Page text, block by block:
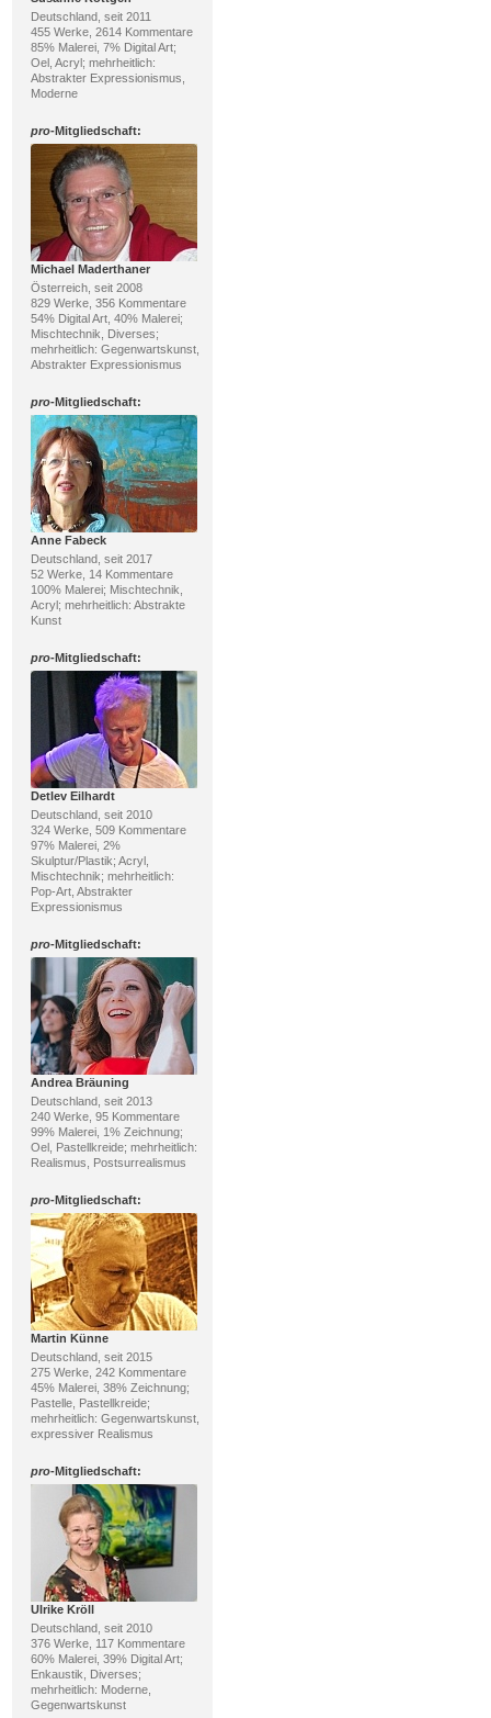
Deutschland, seit 2011
455 Werke, 2614 Kommentare
85% Malerei, 7% Digital Art;
Oel, Acryl; mehrheitlich:
Abstrakter Expressionismus,
Moderne
pro-Mitgliedschaft:
Michael Maderthaner
Österreich, seit 2008
829 Werke, 356 Kommentare
54% Digital Art, 40% Malerei;
Mischtechnik, Diverses;
mehrheitlich: Gegenwartskunst,
Abstrakter Expressionismus
pro-Mitgliedschaft:
Anne Fabeck
Deutschland, seit 2017
52 Werke, 14 Kommentare
100% Malerei; Mischtechnik,
Acryl; mehrheitlich: Abstrakte
Kunst
pro-Mitgliedschaft:
Detlev Eilhardt
Deutschland, seit 2010
324 Werke, 509 Kommentare
97% Malerei, 2%
Skulptur/Plastik; Acryl,
Mischtechnik; mehrheitlich:
Pop-Art, Abstrakter
Expressionismus
pro-Mitgliedschaft:
Andrea Bräuning
Deutschland, seit 2013
240 Werke, 95 Kommentare
99% Malerei, 1% Zeichnung;
Oel, Pastellkreide; mehrheitlich:
Realismus, Postsurrealismus
pro-Mitgliedschaft:
Martin Künne
Deutschland, seit 2015
275 Werke, 242 Kommentare
45% Malerei, 38% Zeichnung;
Pastelle, Pastellkreide;
mehrheitlich: Gegenwartskunst,
expressiver Realismus
pro-Mitgliedschaft:
Ulrike Kröll
Deutschland, seit 2010
376 Werke, 117 Kommentare
60% Malerei, 39% Digital Art;
Enkaustik, Diverses;
mehrheitlich: Moderne,
Gegenwartskunst